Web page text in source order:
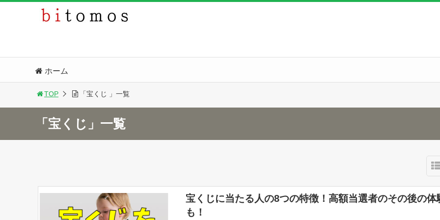
ホーム
TOP 「宝くじ 」一覧
「宝くじ」一覧
宝くじに当たる人の8つの特徴！高額当選者のその後の体
も！